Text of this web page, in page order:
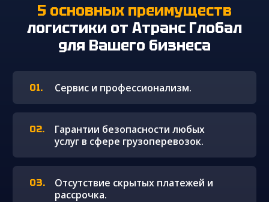
5 основных преимуществ
логистики от Атранс Глобал
для Вашего бизнеса
Сервис и профессионализм.
Гарантии безопасности любых
услуг в сфере грузоперевозок.
Отсутствие скрытых платежей и
рассрочка.